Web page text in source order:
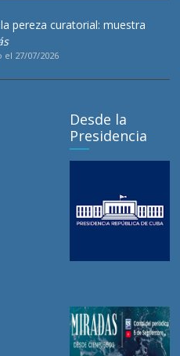
pereza curatorial: muestra
el 27/07/2026
Desde la
Presidencia